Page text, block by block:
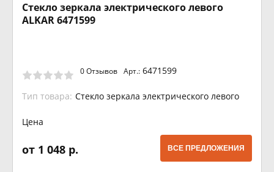
Стекло зеркала электрического левого
ALKAR 6471599
0 Отзывов Арт.: 6471599
Тип товара: Стекло зеркала электрического левого
Цена
от 1 048 р. ВСЕ ПРЕДЛОЖЕНИЯ